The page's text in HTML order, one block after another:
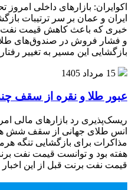
اکوایران: بازارهای داخلی امروز
ایران و عمان بر سر ترتیبات
خبری که باعث کاهش قیمت
و فشار فروش در صندوق‌های طلا
بازگشایی این مسیر به تغییر
15 مرداد 1405
عبور طلا و نقره از سقف
ریسک‌پذیری رد بازارهای مالی
انس طلای جهانی از سقف شش
مذاکرات برای بازگشایی تنگه
قیمت نفت برنت قبل از این اخبار در حوالی ۸۷